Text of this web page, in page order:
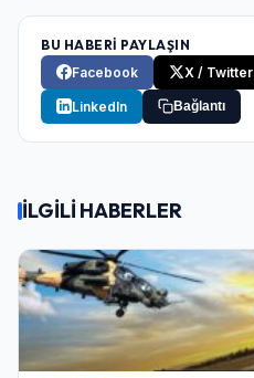
BU HABERİ PAYLAŞIN
Facebook
X / Twitter
LinkedIn Bağlantı
İLGİLİ HABERLER